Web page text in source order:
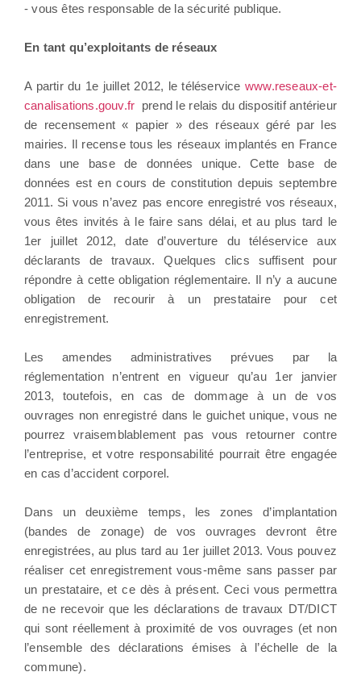
- vous êtes responsable de la sécurité publique.
En tant qu’exploitants de réseaux
A partir du 1e juillet 2012, le téléservice www.reseaux-et-
canalisations.gouv.fr prend le relais du dispositif antérieur
de recensement « papier » des réseaux géré par les
mairies. Il recense tous les réseaux implantés en France
dans une base de données unique. Cette base de
données est en cours de constitution depuis septembre
2011. Si vous n’avez pas encore enregistré vos réseaux,
vous êtes invités à le faire sans délai, et au plus tard le
1er juillet 2012, date d’ouverture du téléservice aux
déclarants de travaux. Quelques clics suffisent pour
répondre à cette obligation réglementaire. Il n’y a aucune
obligation de recourir à un prestataire pour cet
enregistrement.
Les amendes administratives prévues par la
réglementation n’entrent en vigueur qu’au 1er janvier
2013, toutefois, en cas de dommage à un de vos
ouvrages non enregistré dans le guichet unique, vous ne
pourrez vraisemblablement pas vous retourner contre
l’entreprise, et votre responsabilité pourrait être engagée
en cas d’accident corporel.
Dans un deuxième temps, les zones d’implantation
(bandes de zonage) de vos ouvrages devront être
enregistrées, au plus tard au 1er juillet 2013. Vous pouvez
réaliser cet enregistrement vous-même sans passer par
un prestataire, et ce dès à présent. Ceci vous permettra
de ne recevoir que les déclarations de travaux DT/DICT
qui sont réellement à proximité de vos ouvrages (et non
l’ensemble des déclarations émises à l’échelle de la
commune).